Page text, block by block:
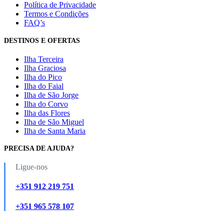
Política de Privacidade
Termos e Condições
FAQ’s
DESTINOS E OFERTAS
Ilha Terceira
Ilha Graciosa
Ilha do Pico
Ilha do Faial
Ilha de São Jorge
Ilha do Corvo
Ilha das Flores
Ilha de São Miguel
Ilha de Santa Maria
PRECISA DE AJUDA?
Ligue-nos
+351 912 219 751
+351 965 578 107